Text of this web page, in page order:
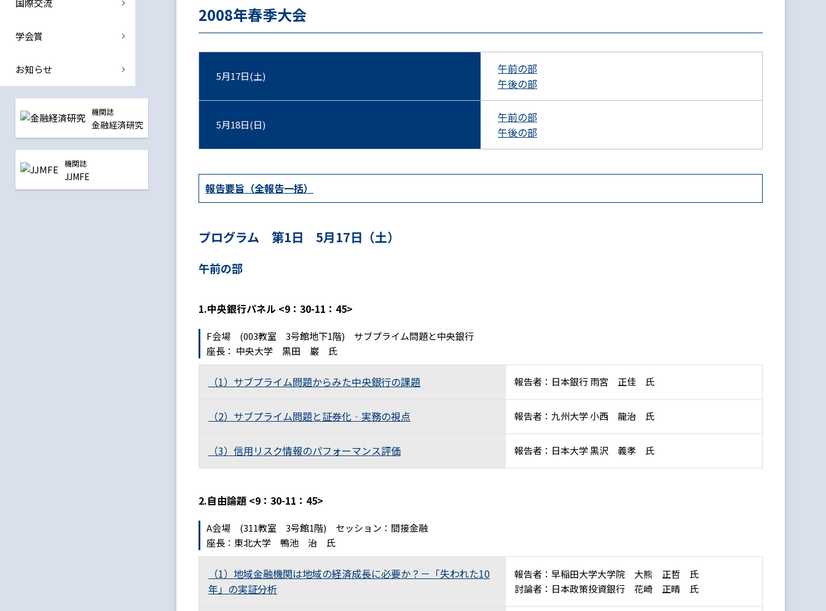
中央銀行部会
国際交流
学会賞
お知らせ
機関誌
金融経済研究
機関誌
JJMFE
2008年春季大会
5月17日(土)
午前の部
午後の部
5月18日(日)
午前の部
午後の部
報告要旨（全報告一括）
プログラム 第1日 5月17日（土）
午前の部
1.中央銀行パネル<9：30-11：45>
F会場 (003教室 3号館地下1階) サブプライム問題と中央銀行
座長： 中央大学 黒田 巖 氏
（1）サブプライム問題からみた中央銀行の課題 報告者：日本銀行 雨宮 正佳 氏
（2）サブプライム問題と証券化‐実務の視点 報告者：九州大学 小西 龍治 氏
（3）信用リスク情報のパフォーマンス評価 報告者：日本大学 黒沢 義孝 氏
2.自由論題 <9：30-11：45>
A会場 (311教室 3号館1階) セッション：間接金融
座長：東北大学 鴨池 治 氏
（1）地域金融機関は地域の経済成長に必要か？－「失われた10
年」の実証分析
報告者：早稲田大学大学院 大熊 正哲 氏
討論者：日本政策投資銀行 花崎 正晴 氏